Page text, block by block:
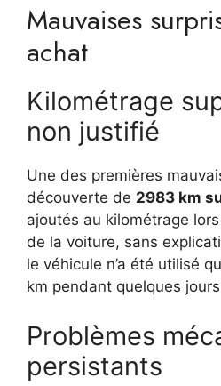
Mauvaises
achat
Kilométrage
non justifié
Une des premières
découverte de 2983 km
ajoutés au kilométrage
de la voiture, sans
le véhicule n’a été utilisé
km pendant quelques
Problèmes
persistants